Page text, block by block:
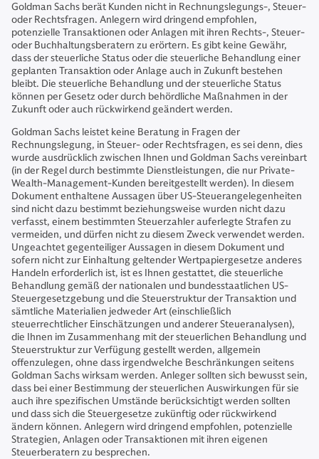
Goldman Sachs berät Kunden nicht in Rechnungslegungs-, Steuer-
oder Rechtsfragen. Anlegern wird dringend empfohlen,
potenzielle Transaktionen oder Anlagen mit ihren Rechts-, Steuer-
oder Buchhaltungsberatern zu erörtern. Es gibt keine Gewähr,
dass der steuerliche Status oder die steuerliche Behandlung einer
geplanten Transaktion oder Anlage auch in Zukunft bestehen
bleibt. Die steuerliche Behandlung und der steuerliche Status
können per Gesetz oder durch behördliche Maßnahmen in der
Zukunft oder auch rückwirkend geändert werden.
Goldman Sachs leistet keine Beratung in Fragen der
Rechnungslegung, in Steuer- oder Rechtsfragen, es sei denn, dies
wurde ausdrücklich zwischen Ihnen und Goldman Sachs vereinbart
(in der Regel durch bestimmte Dienstleistungen, die nur Private-
Wealth-Management-Kunden bereitgestellt werden). In diesem
Dokument enthaltene Aussagen über US-Steuerangelegenheiten
sind nicht dazu bestimmt beziehungsweise wurden nicht dazu
verfasst, einem bestimmten Steuerzahler auferlegte Strafen zu
vermeiden, und dürfen nicht zu diesem Zweck verwendet werden.
Ungeachtet gegenteiliger Aussagen in diesem Dokument und
sofern nicht zur Einhaltung geltender Wertpapiergesetze anderes
Handeln erforderlich ist, ist es Ihnen gestattet, die steuerliche
Behandlung gemäß der nationalen und bundesstaatlichen US-
Steuergesetzgebung und die Steuerstruktur der Transaktion und
sämtliche Materialien jedweder Art (einschließlich
steuerrechtlicher Einschätzungen und anderer Steueranalysen),
die Ihnen im Zusammenhang mit der steuerlichen Behandlung und
Steuerstruktur zur Verfügung gestellt werden, allgemein
offenzulegen, ohne dass irgendwelche Beschränkungen seitens
Goldman Sachs wirksam werden. Anleger sollten sich bewusst sein,
dass bei einer Bestimmung der steuerlichen Auswirkungen für sie
auch ihre spezifischen Umstände berücksichtigt werden sollten
und dass sich die Steuergesetze zukünftig oder rückwirkend
ändern können. Anlegern wird dringend empfohlen, potenzielle
Strategien, Anlagen oder Transaktionen mit ihren eigenen
Steuerberatern zu besprechen.